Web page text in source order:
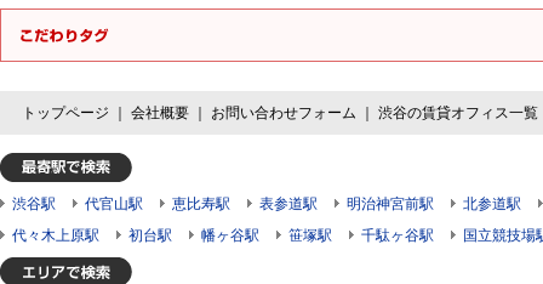
トップページ 会社概要 お問い合わせフォーム 渋谷の賃貸オフィス一覧
渋谷駅 代官山駅 恵比寿駅 表参道駅 明治神宮前駅
北参道駅
代々木上原駅
初台駅 幡ヶ谷駅 笹塚駅 千駄ヶ谷駅 国立競技場